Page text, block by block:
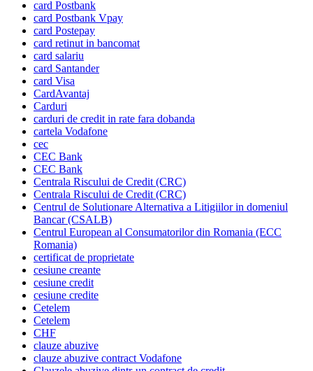
card Postbank
card Postbank Vpay
card Postepay
card retinut in bancomat
card salariu
card Santander
card Visa
CardAvantaj
Carduri
carduri de credit in rate fara dobanda
cartela Vodafone
cec
CEC Bank
CEC Bank
Centrala Riscului de Credit (CRC)
Centrala Riscului de Credit (CRC)
Centrul de Solutionare Alternativa a Litigiilor in domeniul
Bancar (CSALB)
Centrul European al Consumatorilor din Romania (ECC
Romania)
certificat de proprietate
cesiune creante
cesiune credit
cesiune credite
Cetelem
Cetelem
CHF
clauze abuzive
clauze abuzive contract Vodafone